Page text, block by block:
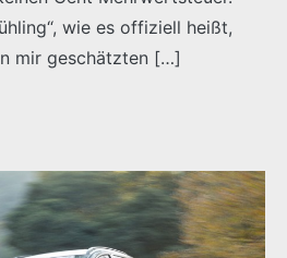
wie es offiziell heißt,
mir geschätzten […]